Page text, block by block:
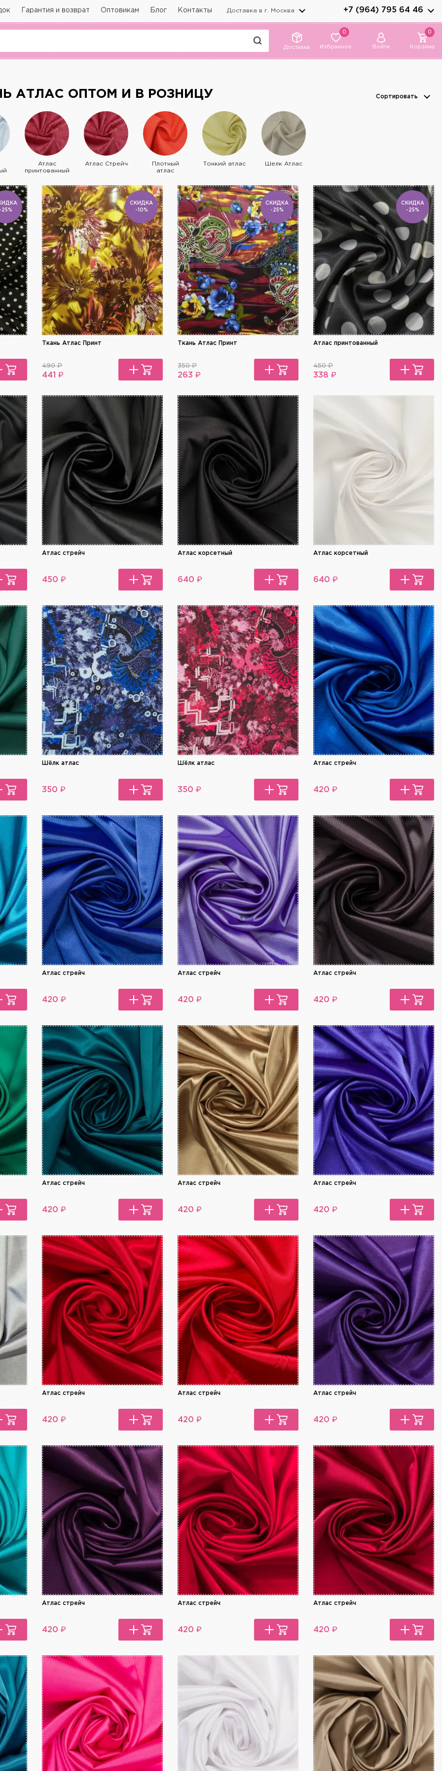
Гарантия и возврат Оптовикам Блог Контакты Доставка в г. Москва +7 (964) 795 64 46
Доставка
0
Избранное Войти
0
Корзина
АТЛАС ОПТОМ И В РОЗНИЦУ Сортировать
Атлас
принтованный
Атлас Стрейч
Плотный
атлас
Тонкий атлас Шелк Атлас
-25%
СКИДКА
-10%
Ткань Атлас Принт
490₽
441₽
СКИДКА
-25%
Ткань Атлас Принт
350₽
263₽
СКИДКА
-25%
Атлас принтованный
450₽
338₽
Атлас стрейч
450₽
Атлас корсетный
640₽
Атлас корсетный
640₽
Шёлк атлас
350₽
Шёлк атлас
350₽
Атлас стрейч
420₽
Атлас стрейч
420₽
Атлас стрейч
420₽
Атлас стрейч
420₽
Атлас стрейч
420₽
Атлас стрейч
420₽
Атлас стрейч
420₽
Атлас стрейч
420₽
Атлас стрейч
420₽
Атлас стрейч
420₽
Атлас стрейч
420₽
Атлас стрейч
420₽
Атлас стрейч
420₽